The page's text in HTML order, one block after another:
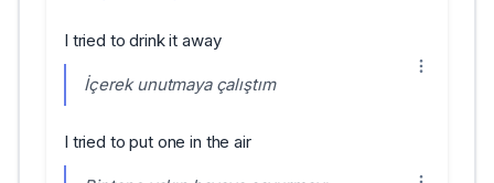
I tried to drink it away
İçerek unutmaya çalıştım
I tried to put one in the air